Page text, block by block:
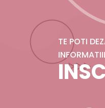
TE POTI